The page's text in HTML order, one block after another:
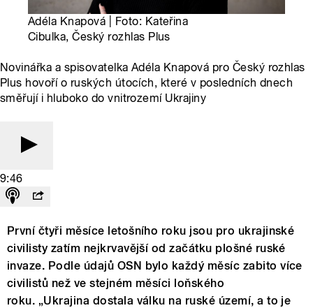
Adéla Knapová | Foto: Kateřina
Cibulka, Český rozhlas Plus
Novinářka a spisovatelka Adéla Knapová pro Český rozhlas
Plus hovoří o ruských útocích, které v posledních dnech
směřují i hluboko do vnitrozemí Ukrajiny
9:46
První čtyři měsíce letošního roku jsou pro ukrajinské
civilisty zatím nejkrvavější od začátku plošné ruské
invaze. Podle údajů OSN bylo každý měsíc zabito více
civilistů než ve stejném měsíci loňského
roku. „Ukrajina dostala válku na ruské území, a to je